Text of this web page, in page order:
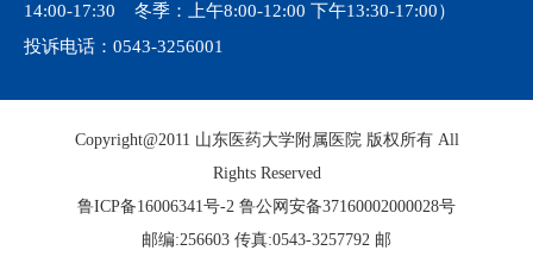
14:00-17:30 冬季：上午8:00-12:00 下午13:30-17:00）
投诉电话： 0543-3256001
Copyright@2011 山东医药大学附属医院 版权所有 All
Rights Reserved
鲁ICP备16006341号-2 鲁公网安备37160002000028号
邮编:256603 传真:0543-3257792 邮